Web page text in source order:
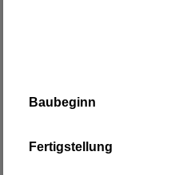
Baubeginn
Fertigstellung